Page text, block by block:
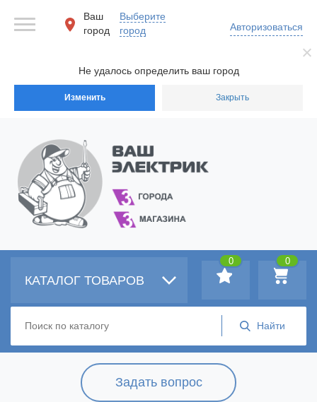
Не удалось определить ваш город
Изменить Закрыть
Ваш
город
Выберите
город
Авторизоваться
Задать вопрос
КАТАЛОГ ТОВАРОВ
0
0